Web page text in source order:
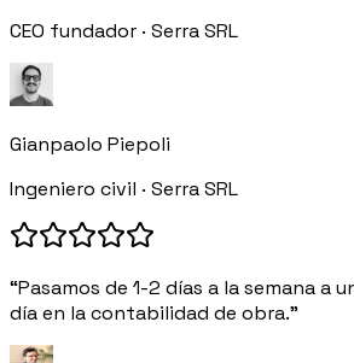
CEO fundador · Serra SRL
Gianpaolo Piepoli
Ingeniero civil · Serra SRL
“Pasamos de 1-2 días a la semana a
día en la contabilidad de obra.”